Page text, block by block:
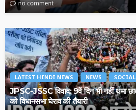
no comment
LATEST HINDI NEWS NEWS SOCIAL
JPSC-JSSC विवाद: 9वें दिन भी नहीं थमा
को विधानसभा घेराव की तैयारी